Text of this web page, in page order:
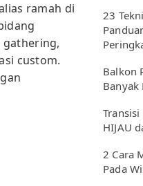
ramah di
gathering,
custom.
23
Balkon
Banyak
HIJAU
2 Cara
Pada